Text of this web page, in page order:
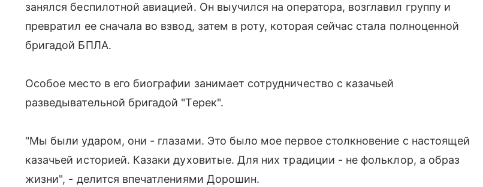
занялся беспилотной авиацией. Он выучился на оператора, возглавил группу и
превратил ее сначала во взвод, затем в роту, которая сейчас стала полноценной
бригадой БПЛА.
Особое место в его биографии занимает сотрудничество с казачьей
разведывательной бригадой "Терек".
"Мы были ударом, они - глазами. Это было мое первое столкновение с настоящей
казачьей историей. Казаки духовитые. Для них традиции - не фольклор, а образ
жизни", - делится впечатлениями Дорошин.